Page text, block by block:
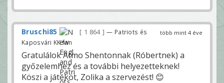
több mint 4 éve
Bruschi85 1 864
— Patriots és
Kaposvári KK fan
Gratulálok Atmo Shentonnak (Róbertnek) a
győzelemhez és a további helyezetteknek!
Köszi a játékot, Zolika a szervezést! 😊